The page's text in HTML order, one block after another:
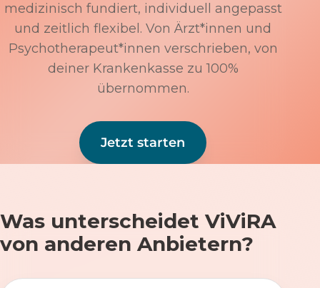
medizinisch fundiert, individuell angepasst
und zeitlich flexibel. Von Ärzt*innen und
Psychotherapeut*innen verschrieben, von
deiner Krankenkasse zu 100%
übernommen.
Jetzt starten
Was unterscheidet ViViRA
von anderen Anbietern?